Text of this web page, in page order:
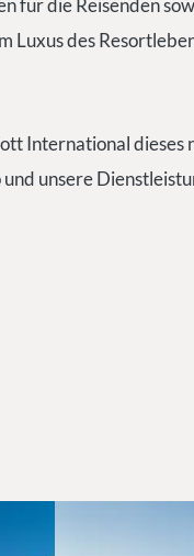
für die Reisenden
des
International dieses
unsere